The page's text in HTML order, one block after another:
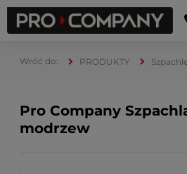
PRODUKTY
Pro Company
modrzew